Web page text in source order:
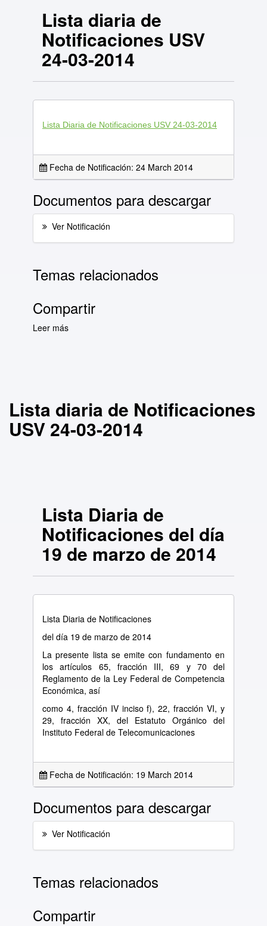
Lista diaria de
Notificaciones USV
24-03-2014
Lista Diaria de Notificaciones USV 24-03-2014
Fecha de Notificación: 24 March 2014
Documentos para descargar
Ver Notificación
Temas relacionados
Compartir
Leer más
Lista diaria de Notificaciones
USV 24-03-2014
Lista Diaria de
Notificaciones del día
19 de marzo de 2014
Lista Diaria de Notificaciones
del día 19 de marzo de 2014
La presente lista se emite con fundamento en
los artículos 65, fracción III, 69 y 70 del
Reglamento de la Ley Federal de Competencia
Económica, así
como 4, fracción IV inciso f), 22, fracción VI, y
29, fracción XX, del Estatuto Orgánico del
Instituto Federal de Telecomunicaciones
Fecha de Notificación: 19 March 2014
Documentos para descargar
Ver Notificación
Temas relacionados
Compartir